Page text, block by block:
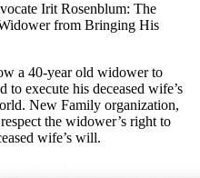
Irit Rosenblum: The
from Bringing His
a 40-year old widower to
to execute his deceased wife’s
New Family organization,
the widower’s right to
wife’s will.